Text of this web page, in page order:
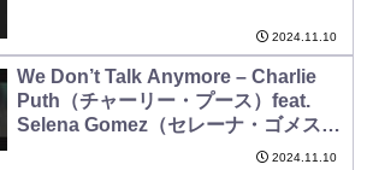
2024.11.10
We Don’t Talk Anymore – Charlie
Puth（チャーリー・プース）feat.
Selena Gomez（セレーナ・ゴメス）
2024.11.10